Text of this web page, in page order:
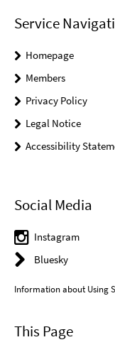
Service
Homepage
Members
Privacy Policy
Legal Notice
Accessibility
Social Media
Instagram
Bluesky
Information about Using
This Page